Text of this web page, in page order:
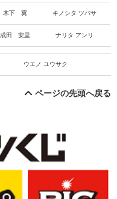
木下 翼 キノシタ ツバサ
成田 安里 ナリタ アンリ
ウエノ ユウサク
ページの先頭へ戻る